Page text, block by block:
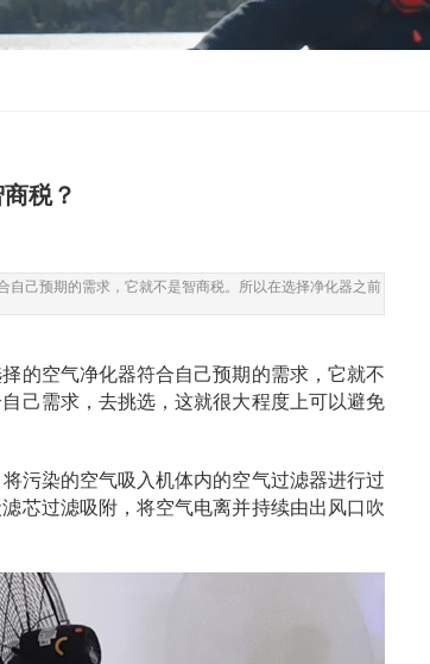
税？
己预期的需求，它就不是智商税。所以在选择净化器之前
的空气净化器符合自己预期的需求，它就不
己需求，去挑选，这就很大程度上可以避免
将污染的空气吸入机体内的空气过滤器进行过
芯过滤吸附，将空气电离并持续由出风口吹